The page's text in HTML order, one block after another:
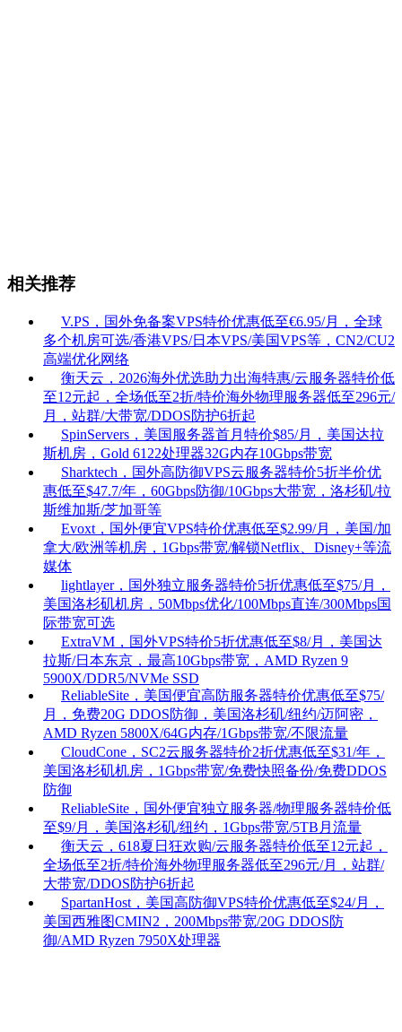
相关推荐
V.PS，国外免备案VPS特价优惠低至€6.95/月，全球
多个机房可选/香港VPS/日本VPS/美国VPS等，CN2/CU2
高端优化网络
衡天云，2026海外优选助力出海特惠/云服务器特价低
至12元起，全场低至2折/特价海外物理服务器低至296元/
月，站群/大带宽/DDOS防护6折起
SpinServers，美国服务器首月特价$85/月，美国达拉
斯机房，Gold 6122处理器32G内存10Gbps带宽
Sharktech，国外高防御VPS云服务器特价5折半价优
惠低至$47.7/年，60Gbps防御/10Gbps大带宽，洛杉矶/拉
斯维加斯/芝加哥等
Evoxt，国外便宜VPS特价优惠低至$2.99/月，美国/加
拿大/欧洲等机房，1Gbps带宽/解锁Netflix、Disney+等流
媒体
lightlayer，国外独立服务器特价5折优惠低至$75/月，
美国洛杉矶机房，50Mbps优化/100Mbps直连/300Mbps国
际带宽可选
ExtraVM，国外VPS特价5折优惠低至$8/月，美国达
拉斯/日本东京，最高10Gbps带宽，AMD Ryzen 9
5900X/DDR5/NVMe SSD
ReliableSite，美国便宜高防服务器特价优惠低至$75/
月，免费20G DDOS防御，美国洛杉矶/纽约/迈阿密，
AMD Ryzen 5800X/64G内存/1Gbps带宽/不限流量
CloudCone，SC2云服务器特价2折优惠低至$31/年，
美国洛杉矶机房，1Gbps带宽/免费快照备份/免费DDOS
防御
ReliableSite，国外便宜独立服务器/物理服务器特价低
至$9/月，美国洛杉矶/纽约，1Gbps带宽/5TB月流量
衡天云，618夏日狂欢购/云服务器特价低至12元起，
全场低至2折/特价海外物理服务器低至296元/月，站群/
大带宽/DDOS防护6折起
SpartanHost，美国高防御VPS特价优惠低至$24/月，
美国西雅图CMIN2，200Mbps带宽/20G DDOS防
御/AMD Ryzen 7950X处理器